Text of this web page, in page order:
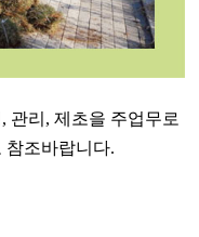
관리, 제초을 주업무로
참조바랍니다.